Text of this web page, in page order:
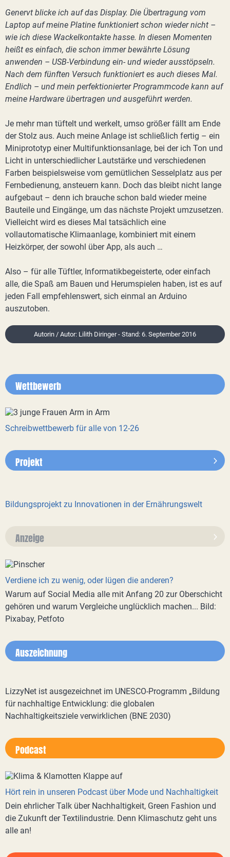
Genervt blicke ich auf das Display. Die Übertragung vom
Laptop auf meine Platine funktioniert schon wieder nicht –
wie ich diese Wackelkontakte hasse. In diesen Momenten
heißt es einfach, die schon immer bewährte Lösung
anwenden – USB-Verbindung ein- und wieder ausstöpseln.
Nach dem fünften Versuch funktioniert es auch dieses Mal.
Endlich – und mein perfektionierter Programmcode kann auf
meine Hardware übertragen und ausgeführt werden.
Je mehr man tüftelt und werkelt, umso größer fällt am Ende
der Stolz aus. Auch meine Anlage ist schließlich fertig – ein
Miniprototyp einer Multifunktionsanlage, bei der ich Ton und
Licht in unterschiedlicher Lautstärke und verschiedenen
Farben beispielsweise vom gemütlichen Sesselplatz aus per
Fernbedienung, ansteuern kann. Doch das bleibt nicht lange
aufgebaut – denn ich brauche schon bald wieder meine
Bauteile und Eingänge, um das nächste Projekt umzusetzen.
Vielleicht wird es dieses Mal tatsächlich eine
vollautomatische Klimaanlage, kombiniert mit einem
Heizkörper, der sowohl über App, als auch …
Also – für alle Tüftler, Informatikbegeisterte, oder einfach
alle, die Spaß am Bauen und Herumspielen haben, ist es auf
jeden Fall empfehlenswert, sich einmal an Arduino
auszutoben.
Autorin / Autor: Lilith Diringer - Stand: 6. September 2016
Wettbewerb
Schreibwettbewerb für alle von 12-26
Projekt
Bildungsprojekt zu Innovationen in der Ernährungswelt
Anzeige
Verdiene ich zu wenig, oder lügen die anderen?
Warum auf Social Media alle mit Anfang 20 zur Oberschicht
gehören und warum Vergleiche unglücklich machen... Bild:
Pixabay, Petfoto
Auszeichnung
LizzyNet ist ausgezeichnet im UNESCO-Programm „Bildung
für nachhaltige Entwicklung: die globalen
Nachhaltigkeitsziele verwirklichen (BNE 2030)
Podcast
Hört rein in unseren Podcast über Mode und Nachhaltigkeit
Dein ehrlicher Talk über Nachhaltigkeit, Green Fashion und
die Zukunft der Textilindustrie. Denn Klimaschutz geht uns
alle an!